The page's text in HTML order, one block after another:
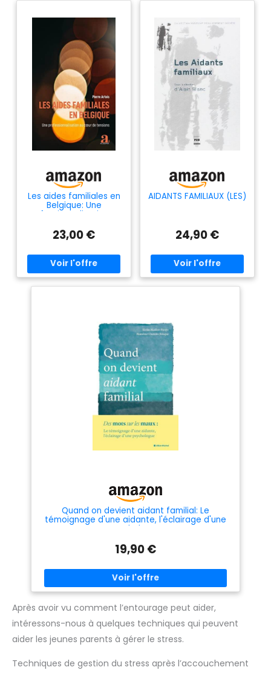
Les aides familiales en
Belgique: Une
professionnalisation au
23,00 €
AIDANTS FAMILIAUX (LES)
24,90 €
Quand on devient aidant familial: Le
témoignage d'une aidante, l'éclairage d'une
psychologue
19,90 €
Après avoir vu comment l’entourage peut aider,
intéressons-nous à quelques techniques qui peuvent
aider les jeunes parents à gérer le stress.
Techniques de gestion du stress après l’accouchement